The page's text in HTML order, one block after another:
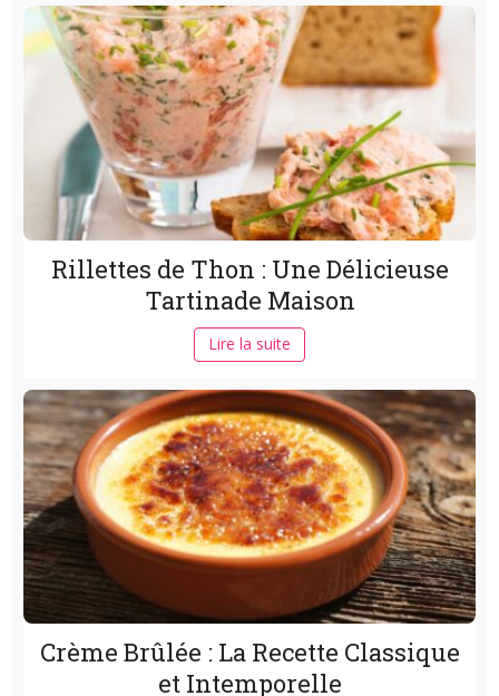
Rillettes de Thon : Une Délicieuse
Tartinade Maison
Lire la suite
Crème Brûlée : La Recette Classique
et Intemporelle